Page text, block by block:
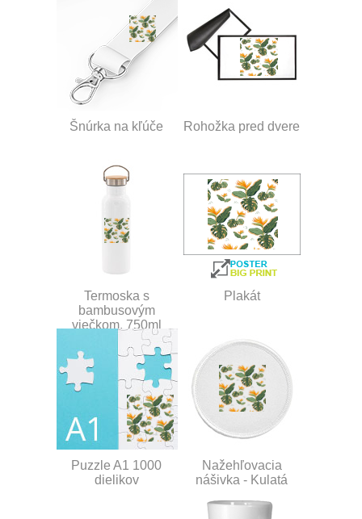
Šnúrka na kľúče Rohožka pred dvere
Termoska s
bambusovým
viečkom, 750ml
Plakát
Puzzle A1 1000
dielikov
Nažehľovacia
nášivka - Kulatá